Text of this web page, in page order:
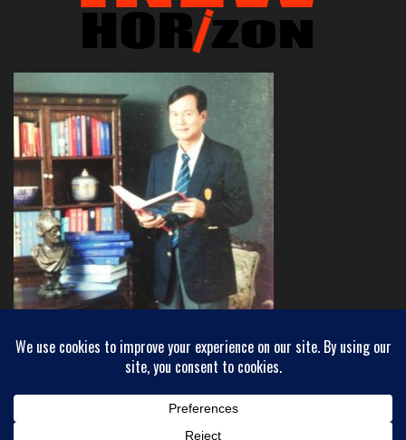
Copyright © 2018 INEWHORIZON - ขอบฟ้าใหม่